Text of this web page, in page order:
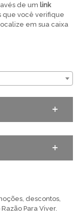
de um link
que você verifique
em sua caixa
descontos,
Para Viver.